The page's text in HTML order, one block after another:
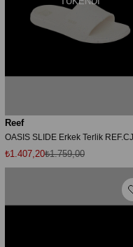
Reef
₺1.407,20₺1.759,00